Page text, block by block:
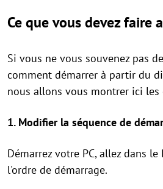
Ce que vous devez faire
Si vous ne vous souvenez pas
comment démarrer à partir du
nous allons vous montrer ici les
1. Modifier la séquence de
Démarrez votre PC, allez dans le
l'ordre de démarrage.